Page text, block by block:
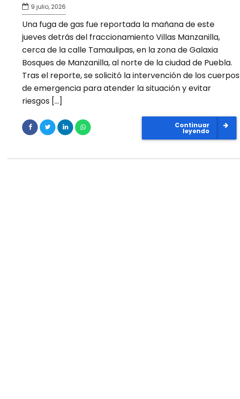
9 julio, 2026
Una fuga de gas fue reportada la mañana de este
jueves detrás del fraccionamiento Villas Manzanilla,
cerca de la calle Tamaulipas, en la zona de Galaxia
Bosques de Manzanilla, al norte de la ciudad de Puebla.
Tras el reporte, se solicitó la intervención de los cuerpos
de emergencia para atender la situación y evitar
riesgos […]
Continuar
leyendo